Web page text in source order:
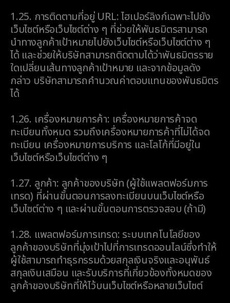
1.25. การติดตามที่อยู่ URL: ไฮเปอร์ลิงก์เฉพาะไปยัง
เว็บไซต์หรือเว็บไซต์ต่าง ๆ ที่ช่วยให้พันธมิตรสามารถ
นำทางลูกค้าเป้าหมายไปยังเว็บไซต์หรือเว็บไซต์ต่าง ๆ
ได้ และช่วยให้บริษัทสามารถติดตามได้ว่าพันธมิตรราย
ใดเปลี่ยนเส้นทางลูกค้าเป้าหมาย และจากข้อมูลดัง
กล่าว บริษัทสามารถคำนวณค่าตอบแทนของพันธมิตร
ได้
1.26. เครื่องหมายการค้า: เครื่องหมายการค้าจด
ทะเบียนทั้งหมด รวมถึงเครื่องหมายการค้าที่ไม่ได้จด
ทะเบียน เครื่องหมายการบริการ และโลโก้ที่มีอยู่ใน
เว็บไซต์หรือเว็บไซต์ต่าง ๆ
1.27. ลูกค้า: ลูกค้าของบริษัท (ผู้ใช้แพลตฟอร์มการ
เทรด) ที่ผ่านขั้นตอนการลงทะเบียนบนเว็บไซต์หรือ
เว็บไซต์ต่าง ๆ และผ่านขั้นตอนการตรวจสอบ (ถ้ามี)
1.28. แพลตฟอร์มการเทรด: ระบบเทคโนโลยีของ
ลูกค้าของบริษัทที่มุ่งเป้าไปที่การเทรดออนไลน์ซึ่งทำให้
ผู้ใช้สามารถทำธุรกรรมด้วยสกุลเงินจริงและอนุพันธ์
สกุลเงินเสมือน และรับบริการที่เกี่ยวข้องทั้งหมดของ
ลูกค้าของบริษัทที่ให้ไว้บนเว็บไซต์หรือหลายเว็บไซต์